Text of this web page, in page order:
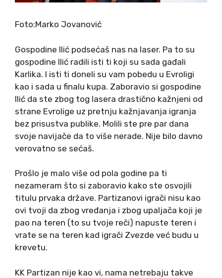
Foto:Marko Jovanović
Gospodine Ilić podsećaš nas na laser. Pa to su
gospodine Ilić radili isti ti koji su sada gađali
Karlika. I isti ti doneli su vam pobedu u Evroligi
kao i sada u finalu kupa. Zaboravio si gospodine
Ilić da ste zbog tog lasera drastično kažnjeni od
strane Evrolige uz pretnju kažnjavanja igranja
bez prisustva publike. Molili ste pre par dana
svoje navijače da to više nerade. Nije bilo davno
verovatno se sećaš.
Prošlo je malo više od pola godine pa ti
nezameram što si zaboravio kako ste osvojili
titulu prvaka države. Partizanovi igrači nisu kao
ovi tvoji da zbog vređanja i zbog upaljača koji je
pao na teren (to su tvoje reči) napuste teren i
vrate se na teren kad igrači Zvezde već budu u
krevetu.
KK Partizan nije kao vi, nama netrebaju takve